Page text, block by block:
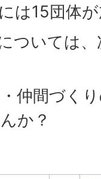
は15団体
ついては
仲間づく
か？